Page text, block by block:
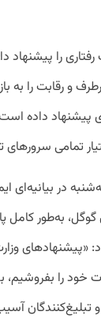
را پیشنهاد
و رقابت را به
پیشنهاد داده
در بیانیه‌ای
به‌طور
«پیشنهاد‌های
خود را بفروشیم،
تبلیغ‌کنندگان